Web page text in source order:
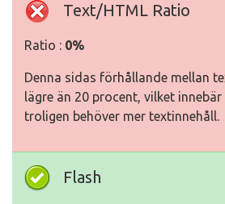
Text/HTML Ratio
Ratio : 0%
Denna sidas förhållande mellan
lägre än 20 procent, vilket
troligen behöver mer textinnehåll.
Flash